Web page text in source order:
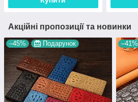
Акційні пропозиції та новинки
–45% Подарунок –41%